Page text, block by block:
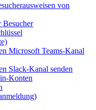
von
Besucher
Microsoft Teams-Kanal
Slack-Kanal senden
Konten